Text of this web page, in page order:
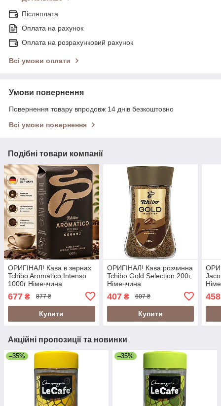
Післяплата
Оплата на рахунок
Оплата на розрахунковий рахунок
Всі умови оплати
Умови повернення
Повернення товару впродовж 14 днів безкоштовно
Всі умови повернення
Подібні товари компанії
ОРИГІНАЛ! Кава в зернах
Tchibo Aromatico Intenso
1000г Німеччина
677 ₴ 877 ₴
Купити
ОРИГІНАЛ! Кава розчинна
Tchibo Gold Selection 200г,
Німеччина
407₴ 607 ₴
Купити
458
Акційні пропозиції та новинки
–35% –35%